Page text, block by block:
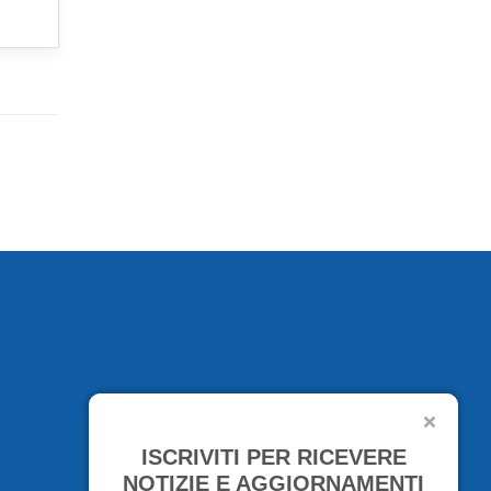
ISCRIVITI PER RICEVERE
NOTIZIE E AGGIORNAMENTI